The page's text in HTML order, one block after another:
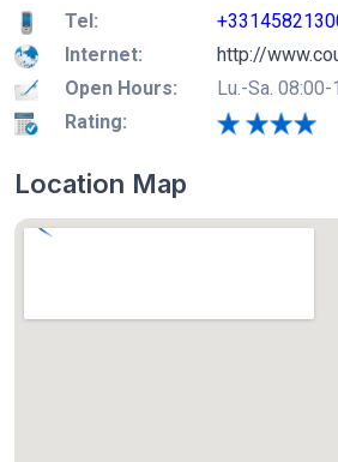
Tel:
Internet:
http://
Open Hours:
Lu.-Sa. 08:00-
Rating:
Location Map